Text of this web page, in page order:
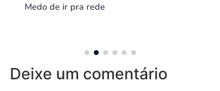
Medo de ir pra rede
Deixe um comentário